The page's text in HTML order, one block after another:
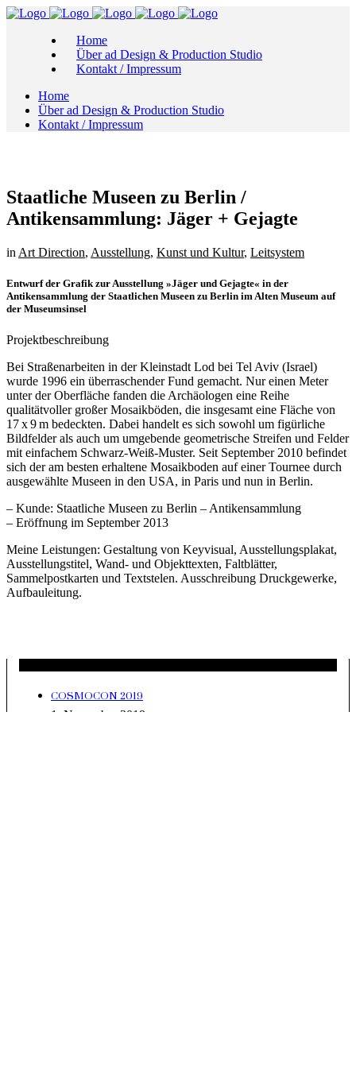
Home
Über ad Design & Production Studio
Kontakt / Impressum
Home
Über ad Design & Production Studio
Kontakt / Impressum
Staatliche Museen zu Berlin /
Antikensammlung: Jäger + Gejagte
in Art Direction, Ausstellung, Kunst und Kultur, Leitsystem
Entwurf der Grafik zur Ausstellung »Jäger und Gejagte« in der
Antikensammlung der Staatlichen Museen zu Berlin im Alten Museum auf
der Museumsinsel
Projektbeschreibung
Bei Straßenarbeiten in der Kleinstadt Lod bei Tel Aviv (Israel)
wurde 1996 ein überraschender Fund gemacht. Nur einen Meter
unter der Oberfläche fanden die Archäologen eine Reihe
qualitätvoller großer Mosaikböden, die insgesamt eine Fläche von
17 x 9 m bedeckten. Dabei handelt es sich sowohl um figürliche
Bildfelder als auch um umgebende geometrische Streifen und Felder
mit einfachem Schwarz-Weiß-Muster. Seit September 2010 befindet
sich der am besten erhaltene Mosaikboden auf einer Tournee durch
ausgewählte Museen in den USA, in Paris und nun in Berlin.
– Kunde: Staatliche Museen zu Berlin – Antikensammlung
– Eröffnung im September 2013
Meine Leistungen: Gestaltung von Keyvisual, Ausstellungsplakat,
Ausstellungstitel, Wand- und Objekttexten, Faltblätter,
Sammelpostkarten und Textstelen. Ausschreibung Druckgewerke,
Aufbauleitung.
COSMOCON 2019
1. November 2019